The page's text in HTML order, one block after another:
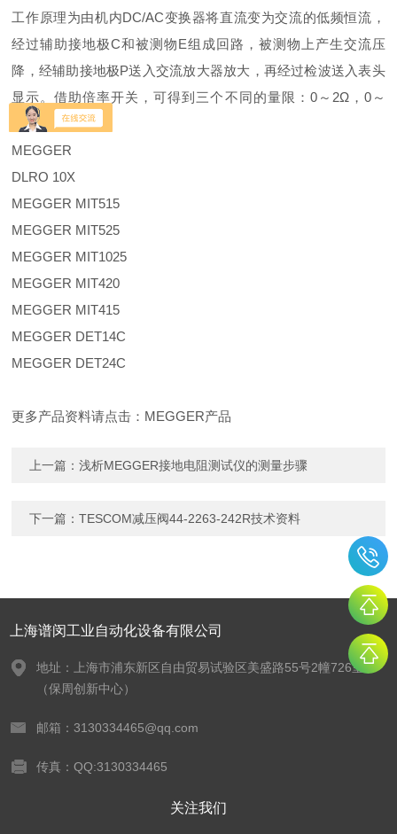
工作原理为由机内DC/AC变换器将直流变为交流的低频恒流，
经过辅助接地极C和被测物E组成回路，被测物上产生交流压
降，经辅助接地极P送入交流放大器放大，再经过检波送入表头
显示。借助倍率开关，可得到三个不同的量限：0～2Ω，0～
20Ω，0～200Ω。
MEGGER
DLRO 10X
MEGGER MIT515
MEGGER MIT525
MEGGER MIT1025
MEGGER MIT420
MEGGER MIT415
MEGGER DET14C
MEGGER DET24C
更多产品资料请点击：MEGGER产品
上一篇：浅析MEGGER接地电阻测试仪的测量步骤
下一篇：TESCOM减压阀44-2263-242R技术资料
上海谱闵工业自动化设备有限公司
地址：上海市浦东新区自由贸易试验区美盛路55号2幢726室
（保周创新中心）
邮箱：3130334465@qq.com
传真：QQ:3130334465
关注我们